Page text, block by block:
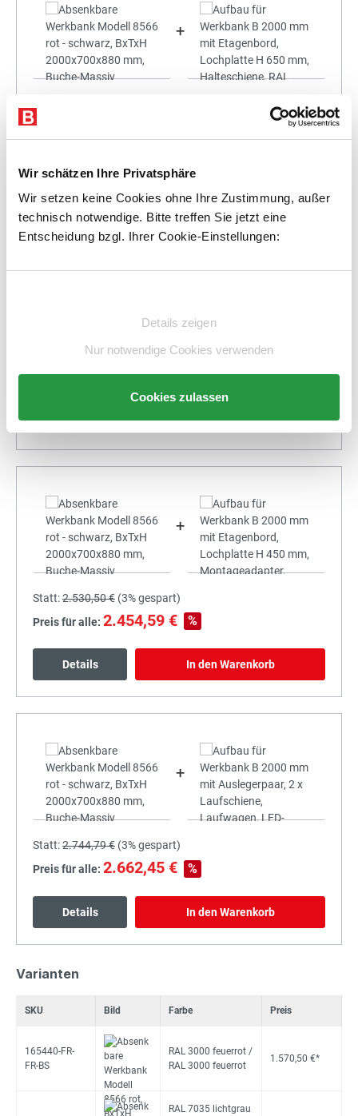
Wir schätzen Ihre Privatsphäre
Wir setzen keine Cookies ohne Ihre Zustimmung, außer
technisch notwendige. Bitte treffen Sie jetzt eine
Entscheidung bzgl. Ihrer Cookie-Einstellungen:
Details zeigen
Nur notwendige Cookies verwenden
Cookies zulassen
+
Preis für alle:
Details In den Warenkorb
2.350,50 €(3%gespart)
Preis für alle:2.279,99 € %
+
Statt:2.530,50 € (3%gespart)
Preis für alle: 2.454,59 € %
Details In den Warenkorb
+
Statt:2.744,79 € (3%gespart)
Preis für alle: 2.662,45 € %
Details In den Warenkorb
Varianten
SKU Bild Farbe Preis
165440-FR-
FR-BS
RAL 3000 feuerrot /
RAL 3000 feuerrot
1.570,50 €*
RAL 7035 lichtgrau